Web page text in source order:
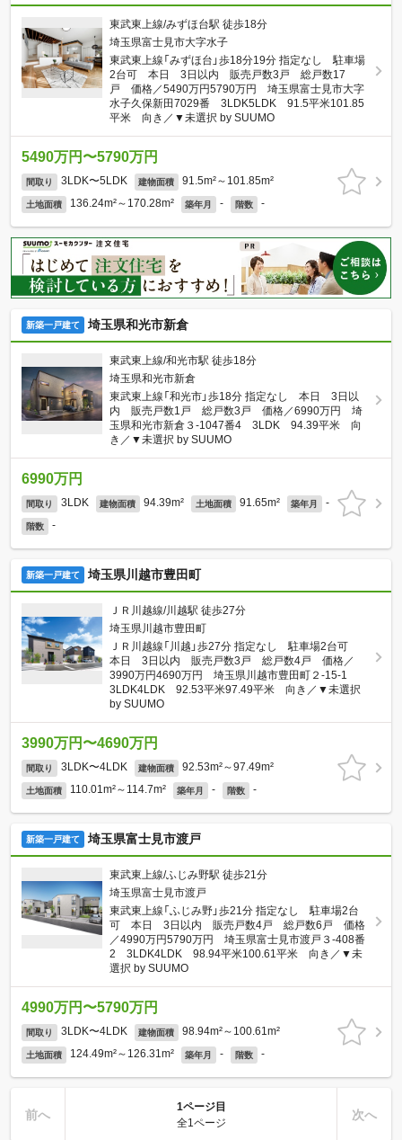
東武東上線/みずほ台駅 徒歩18分
埼玉県富士見市大字水子
東武東上線「みずほ台」歩18分19分 指定なし 駐車場
2台可 本日 3日以内 販売戸数3戸 総戸数17
戸 価格／5490万円5790万円 埼玉県富士見市大字
水子久保新田7029番 3LDK5LDK 91.5平米101.85
平米 向き／▼未選択 by SUUMO
5490万円〜5790万円
間取り 3LDK〜5LDK 建物面積 91.5m²～101.85m²
土地面積 136.24m²～170.28m² 築年月 - 階数 -
新築一戸建て 埼玉県和光市新倉
東武東上線/和光市駅 徒歩18分
埼玉県和光市新倉
東武東上線「和光市」歩18分 指定なし 本日 3日以
内 販売戸数1戸 総戸数3戸 価格／6990万円 埼
玉県和光市新倉３-1047番4 3LDK 94.39平米 向
き／▼未選択 by SUUMO
6990万円
間取り 3LDK 建物面積 94.39m² 土地面積 91.65m² 築年月 -
階数 -
新築一戸建て 埼玉県川越市豊田町
ＪＲ川越線/川越駅 徒歩27分
埼玉県川越市豊田町
ＪＲ川越線「川越」歩27分 指定なし 駐車場2台可
本日 3日以内 販売戸数3戸 総戸数4戸 価格／
3990万円4690万円 埼玉県川越市豊田町２-15-1
3LDK4LDK 92.53平米97.49平米 向き／▼未選択
by SUUMO
3990万円〜4690万円
間取り 3LDK〜4LDK 建物面積 92.53m²～97.49m²
土地面積 110.01m²～114.7m² 築年月 - 階数 -
新築一戸建て 埼玉県富士見市渡戸
東武東上線/ふじみ野駅 徒歩21分
埼玉県富士見市渡戸
東武東上線「ふじみ野」歩21分 指定なし 駐車場2台
可 本日 3日以内 販売戸数4戸 総戸数6戸 価格
／4990万円5790万円 埼玉県富士見市渡戸３-408番
2 3LDK4LDK 98.94平米100.61平米 向き／▼未
選択 by SUUMO
4990万円〜5790万円
間取り 3LDK〜4LDK 建物面積 98.94m²～100.61m²
土地面積 124.49m²～126.31m² 築年月 - 階数 -
前へ
1ページ目
全1ページ
次へ